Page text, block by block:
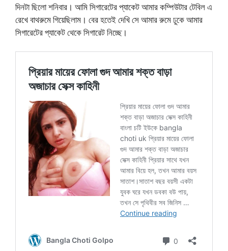
দিনটা ছিলো শনিবার। আমি সিগারেটের প্যাকেট আমার কম্পিউটার টেবিল এ
রেখে বাথরুমে গিয়েছিলাম। বের হতেই দেখি সে আমার রুমে ঢুকে আমার
সিগারেটের প্যাকেট থেকে সিগারেট নিচ্ছে।